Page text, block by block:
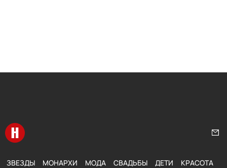
Перейти на главную
ЗВЕЗДЫ МОНАРХИ МОДА СВАДЬБЫ ДЕТИ КРАСОТА